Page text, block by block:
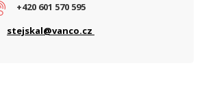
+420 601 570 595
stejskal@vanco.cz